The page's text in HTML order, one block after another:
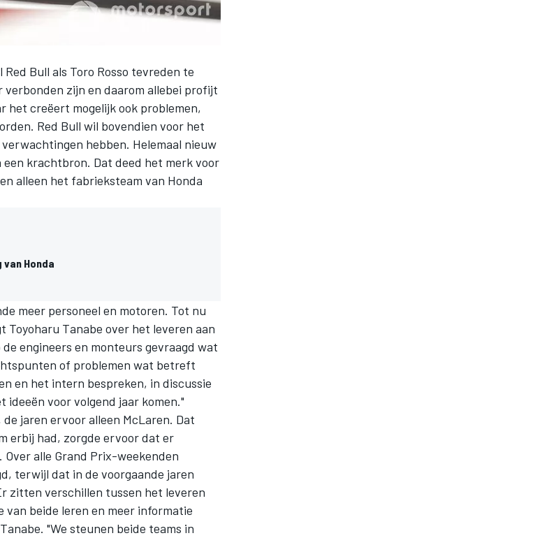
Red Bull als Toro Rosso tevreden te
zijn en daarom allebei profijt
het creëert mogelijk ook problemen,
Red Bull wil bovendien voor het
hebben. Helemaal nieuw
krachtbron. Dat deed het merk voor
alleen het fabrieksteam van Honda
Honda
meer personeel en motoren. Tot nu
Toyoharu Tanabe over het leveren aan
de engineers en monteurs gevraagd wat
of problemen wat betreft
en het intern bespreken, in discussie
ideeën voor volgend jaar komen."
de jaren ervoor alleen McLaren. Dat
erbij had, zorgde ervoor dat er
alle Grand Prix-weekenden
terwijl dat in de voorgaande jaren
zitten verschillen tussen het leveren
van beide leren en meer informatie
"We steunen beide teams in